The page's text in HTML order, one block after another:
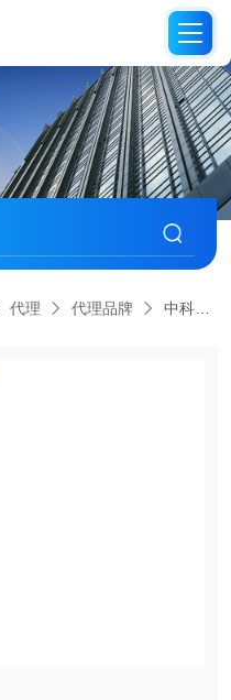
代理 代理品牌 中科百抗转染试剂代理